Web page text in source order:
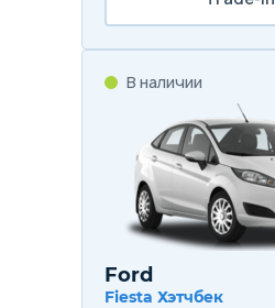
В наличии
Ford
Fiesta Хэтчбек